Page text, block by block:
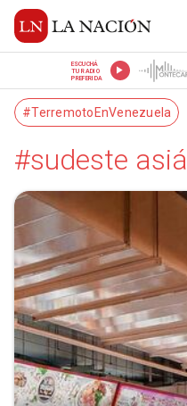
ESCUCHÁ
TU RADIO
PREFERIDA
#TerremotoEnVenezuela
#sudeste